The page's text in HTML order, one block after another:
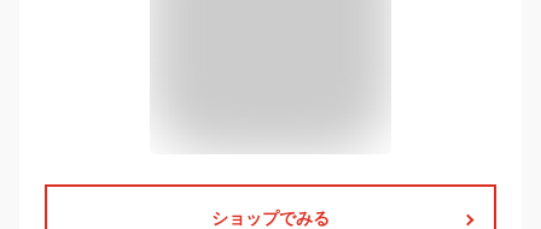
ショップでみる